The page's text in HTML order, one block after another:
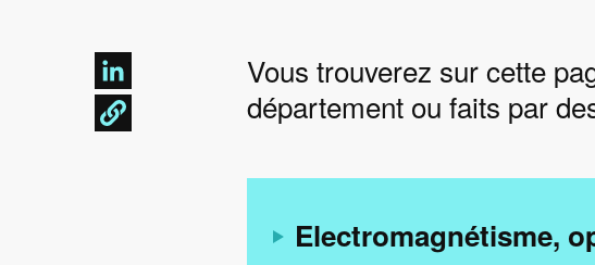
Vous trouverez sur cette
département ou faits par
Electromagnétisme,